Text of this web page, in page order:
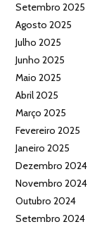
Setembro 2025
Agosto 2025
Julho 2025
Junho 2025
Maio 2025
Abril 2025
Março 2025
Fevereiro 2025
Janeiro 2025
Dezembro 2024
Novembro 2024
Outubro 2024
Setembro 2024